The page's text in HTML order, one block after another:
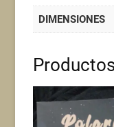
DIMENSIONES